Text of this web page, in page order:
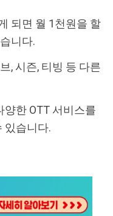
되면 월 1천원을 할
니다.
, 시즌, 티빙 등 다른
양한 OTT 서비스를
있습니다.